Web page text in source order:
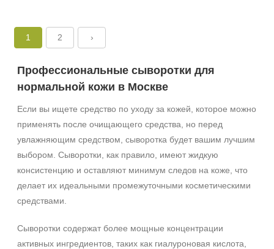
1 2 ›
Профессиональные сыворотки для
нормальной кожи в Москве
Если вы ищете средство по уходу за кожей, которое можно
применять после очищающего средства, но перед
увлажняющим средством, сыворотка будет вашим лучшим
выбором. Сыворотки, как правило, имеют жидкую
консистенцию и оставляют минимум следов на коже, что
делает их идеальными промежуточными косметическими
средствами.
Сыворотки содержат более мощные концентрации
активных ингредиентов, таких как гиалуроновая кислота,